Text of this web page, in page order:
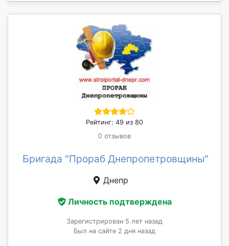
Рейтинг: 49 из 80
0 отзывов
Бригада "Прораб Днепропетровщины"
Днепр
Личность подтверждена
Зарегистрирован 5 лет назад
Был на сайте 2 дня назад